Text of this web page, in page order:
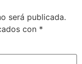
será publicada.
con *